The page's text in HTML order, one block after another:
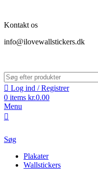
Kontakt os
info@ilovewallstickers.dk
Log ind / Registrer
0 items kr.0.00
Menu
Søg
Plakater
Wallstickers